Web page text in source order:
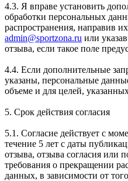
4.3. Я вправе установить
обработки персональных
распространения, направив
admin@sportzona.ru или
отзыва, если такое поле
4.4. Если дополнительные
указаны, персональные
объеме и для целей,
5. Срок действия согласия
5.1. Согласие действует с
течение 5 лет с даты
отзыва, отзыва согласия или
требования о прекращении
данных, в зависимости от